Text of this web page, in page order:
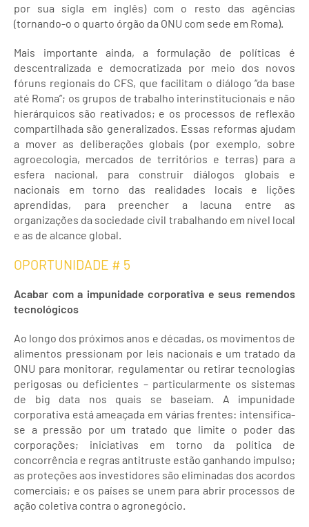
por sua sigla em inglês) com o resto das agências
(tornando-o o quarto órgão da ONU com sede em Roma).
Mais importante ainda, a formulação de políticas é
descentralizada e democratizada por meio dos novos
fóruns regionais do CFS, que facilitam o diálogo “da base
até Roma”; os grupos de trabalho interinstitucionais e não
hierárquicos são reativados; e os processos de reflexão
compartilhada são generalizados. Essas reformas ajudam
a mover as deliberações globais (por exemplo, sobre
agroecologia, mercados de territórios e terras) para a
esfera nacional, para construir diálogos globais e
nacionais em torno das realidades locais e lições
aprendidas, para preencher a lacuna entre as
organizações da sociedade civil trabalhando em nível local
e as de alcance global.
OPORTUNIDADE # 5
Acabar com a impunidade corporativa e seus remendos
tecnológicos
Ao longo dos próximos anos e décadas, os movimentos de
alimentos pressionam por leis nacionais e um tratado da
ONU para monitorar, regulamentar ou retirar tecnologias
perigosas ou deficientes – particularmente os sistemas
de big data nos quais se baseiam. A impunidade
corporativa está ameaçada em várias frentes: intensifica-
se a pressão por um tratado que limite o poder das
corporações; iniciativas em torno da política de
concorrência e regras antitruste estão ganhando impulso;
as proteções aos investidores são eliminadas dos acordos
comerciais; e os países se unem para abrir processos de
ação coletiva contra o agronegócio.